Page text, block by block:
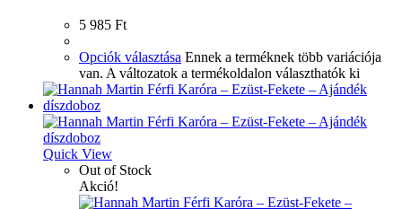
5 985 Ft
Opciók választása Ennek a terméknek több variációja
van. A változatok a termékoldalon választhatók ki
Quick View
Out of Stock
Akció!